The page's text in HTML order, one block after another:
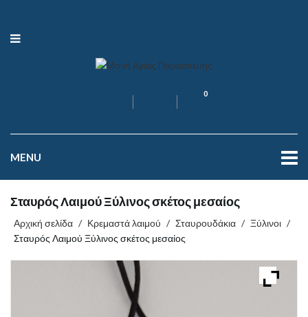
0
MENU
Σταυρός Λαιμού Ξύλινος σκέτος μεσαίος
Αρχική σελίδα / Κρεμαστά λαιμού / Σταυρουδάκια / Ξύλινοι /
Σταυρός Λαιμού Ξύλινος σκέτος μεσαίος